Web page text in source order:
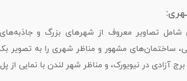
شامل تصاویر معروف از شهرهای بزرگ و
ساختمان‌های مشهور و مناظر شهری را به تصویر
آزادی در نیویورک، و مناظر شهر لندن با نمایی از پل